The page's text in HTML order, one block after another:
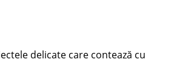
delicate care contează cu